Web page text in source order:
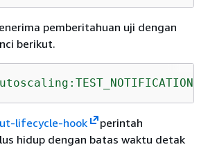
pemberitahuan uji dengan
berikut.
lifecycle-hook
perintah
hidup dengan batas waktu detak